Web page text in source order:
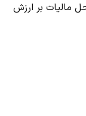
مالیات بر ارزش